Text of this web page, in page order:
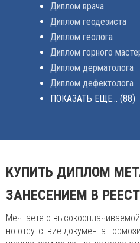
Диплом врача
Диплом геодезиста
Диплом геолога
Диплом горного
Диплом дерматолога
Диплом дефектолога
ПОКАЗАТЬ ЕЩЕ... (88)
КУПИТЬ ДИПЛОМ
ЗАНЕСЕНИЕМ В
Мечтаете о
но отсутствие документа